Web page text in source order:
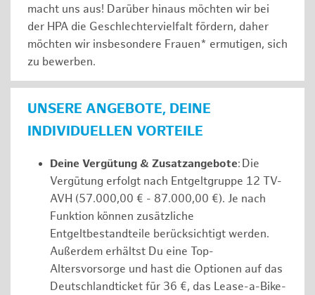
macht uns aus! Darüber hinaus möchten wir bei
der HPA die Geschlechtervielfalt fördern, daher
möchten wir insbesondere Frauen* ermutigen, sich
zu bewerben.
UNSERE ANGEBOTE, DEINE
INDIVIDUELLEN VORTEILE
Deine Vergütung & Zusatzangebote: Die
Vergütung erfolgt nach Entgeltgruppe 12 TV-
AVH (57.000,00 € - 87.000,00 €). Je nach
Funktion können zusätzliche
Entgeltbestandteile berücksichtigt werden.
Außerdem erhältst Du eine Top-
Altersvorsorge und hast die Optionen auf das
Deutschlandticket für 36 €, das Lease-a-Bike-